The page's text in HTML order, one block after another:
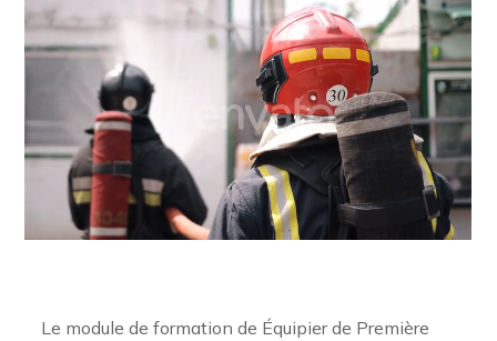
Le module de formation de Équipier de Première